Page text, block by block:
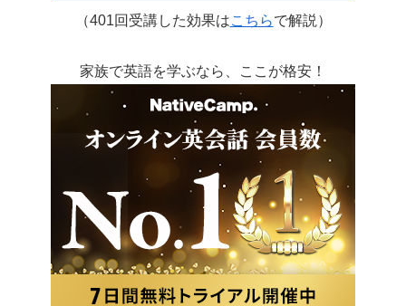
（401回受講した効果はこちらで解説）
家族で英語を学ぶなら、ここが格安！